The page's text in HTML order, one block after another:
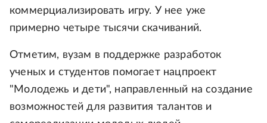
коммерциализировать игру. У нее уже
примерно четыре тысячи скачиваний.
Отметим, вузам в поддержке разработок
ученых и студентов помогает нацпроект
"Молодежь и дети", направленный на создание
возможностей для развития талантов и